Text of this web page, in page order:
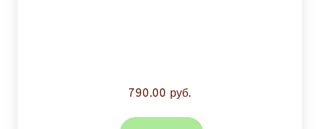
790.00 руб.